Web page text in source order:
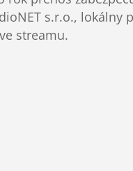
s.r.o., lokálny
streamu.